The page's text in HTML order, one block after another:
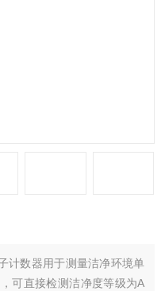
计数器用于测量洁净环境单
可直接检测洁净度等级为A